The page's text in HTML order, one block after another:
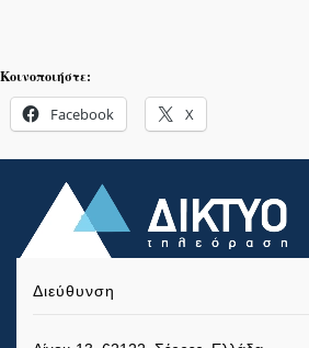
Κοινοποιήστε:
Facebook X
Διεύθυνση